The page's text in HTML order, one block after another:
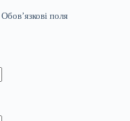
Обов’язкові поля